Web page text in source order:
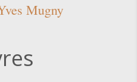
Mugny